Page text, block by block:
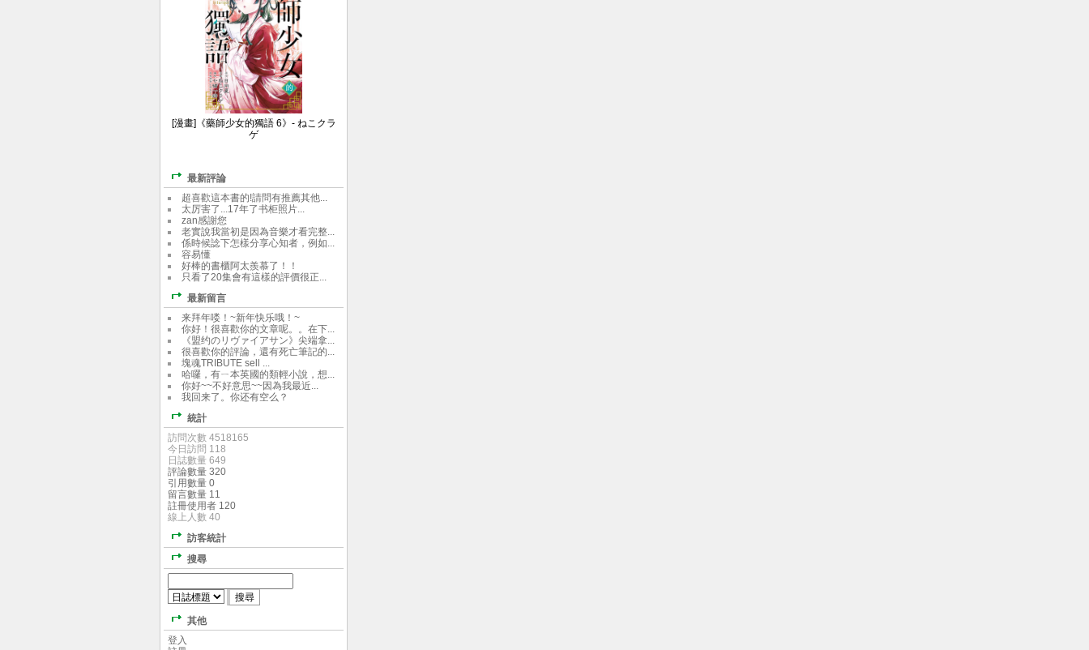
[漫畫]《藥師少女的獨語 6》- ねこクラ
ゲ
最新評論
超喜歡這本書的!請問有推薦其他...
太厉害了...17年了书柜照片...
zan感謝您
老實說我當初是因為音樂才看完整...
係時候諗下怎樣分享心知者，例如...
容易懂
好棒的書櫃阿太羨慕了！！
只看了20集會有這樣的評價很正...
最新留言
来拜年喽！~新年快乐哦！~
你好！很喜歡你的文章呢。。在下...
《盟约のリヴァイアサン》尖端拿...
很喜歡你的評論，還有死亡筆記的...
塊魂TRIBUTE sell ...
哈囉，有ㄧ本英國的類輕小說，想...
你好~~不好意思~~因為我最近...
我回来了。你还有空么？
統計
訪問次數 4518165
今日訪問 118
日誌數量 649
評論數量 320
引用數量 0
留言數量 11
註冊使用者 120
線上人數 40
訪客統計
搜尋
其他
登入